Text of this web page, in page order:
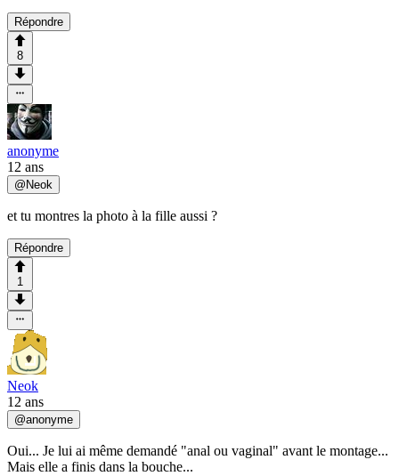
Répondre
8
anonyme
12 ans
@ Neok
et tu montres la photo à la fille aussi ?
Répondre
1
Neok
12 ans
@anonyme
Oui... Je lui ai même demandé "anal ou vaginal" avant le montage...
Mais elle a finis dans la bouche...